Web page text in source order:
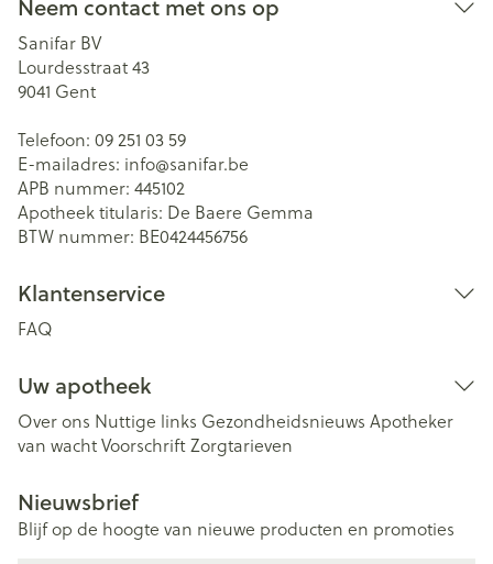
Neem contact met ons op
Sanifar BV
Lourdesstraat 43
9041 Gent
Telefoon: 09 251 03 59
E-mailadres: info@sanifar.be
APB nummer: 445102
Apotheek titularis: De Baere Gemma
BTW nummer: BE0424456756
Klantenservice
FAQ
Uw apotheek
Over ons Nuttige links Gezondheidsnieuws Apotheker
van wachtVoorschriftZorgtarieven
Nieuwsbrief
Blijf op de hoogte van nieuwe producten en promoties